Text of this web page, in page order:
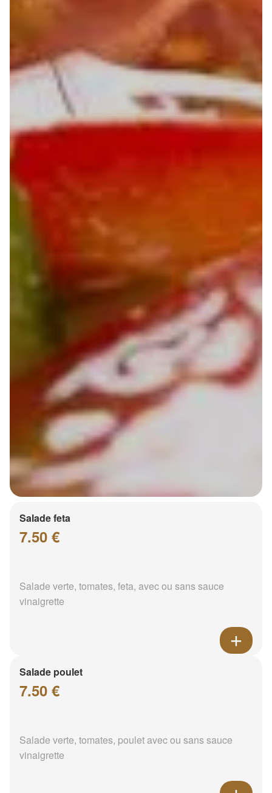
Salade feta
7.50 €
Salade verte, tomates, feta, avec ou sans sauce
vinaigrette
Salade poulet
7.50 €
Salade verte, tomates, poulet avec ou sans sauce
vinaigrette